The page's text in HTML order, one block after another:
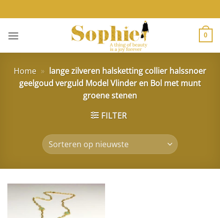
naar
inhoud
0
Home » lange zilveren halsketting collier halssnoer
geelgoud verguld Model Vlinder en Bol met munt
groene stenen
FILTER